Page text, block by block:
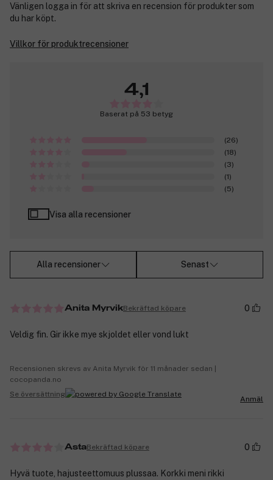
Vänligen logga in för att skriva en recension för produkter som
du har köpt.
Villkor för produktrecensioner
4,1
Baserat på 53 betyg
(26)
(18)
(3)
(1)
(5)
Visa alla recensioner
Alla recensioner Senast
Anita MyrvikBekräftad köpare 0
Veldig fin. Gir ikke mye skjoldet eller vond lukt
Recensionen skrevs av Anita Myrvik för 11 månader sedan |
cocopanda.no
Se översättning
Anmäl
AstaBekräftad köpare 0
Hyvä tuote, hajusteettomuus plussaa. Korkki meni rikki